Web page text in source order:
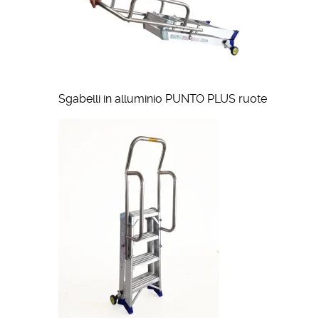
Sgabelli in alluminio PUNTO PLUS ruote